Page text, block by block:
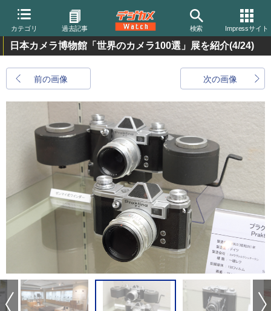
カテゴリ 過去記事 検索 Impressサイト
日本カメラ博物館「世界のカメラ100選」展を紹介(4/24)
前の画像 次の画像